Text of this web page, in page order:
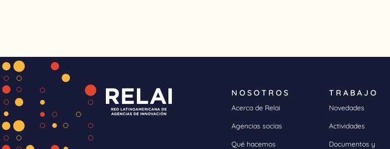
NOSOTROS
Acerca de Relai
Agencias socias
Qué hacemos
TRABAJO
Novedades
Actividades
Documentos y